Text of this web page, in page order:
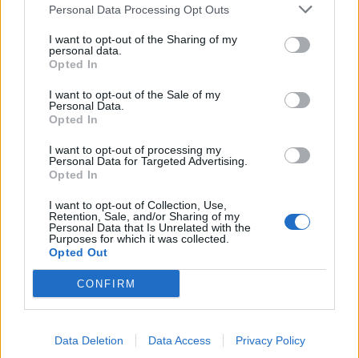
Personal Data Processing Opt Outs
I want to opt-out of the Sharing of my
personal data.
Opted In
I want to opt-out of the Sale of my
Personal Data.
Opted In
I want to opt-out of processing my
Personal Data for Targeted Advertising.
Opted In
I want to opt-out of Collection, Use,
Retention, Sale, and/or Sharing of my
Personal Data that Is Unrelated with the
Purposes for which it was collected.
Opted Out
CONFIRM
Data Deletion Data Access Privacy Policy
μαζί με τα παιδιά του, πολύ καλά παιδιά, πολύ
καλός πατέρας πολύ καλός σύζυγος», καταλήγει.
Βασίλη Τσιτσάνη πατέρας
συνεργασία
ΡΟΗ ΕΙΔΗΣΕΩΝ